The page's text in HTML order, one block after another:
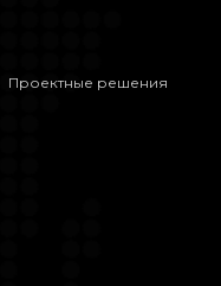
Проектные решения